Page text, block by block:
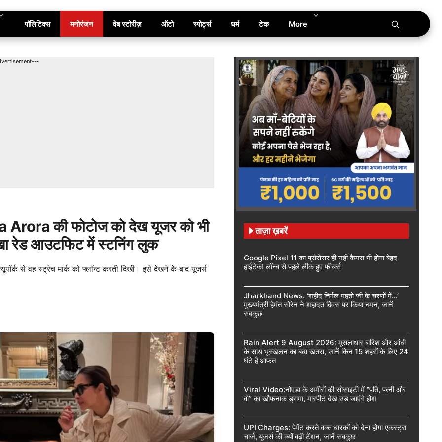
पॉलिटिक्स मनोरंजन वेब स्टोरीज़ ऑटो स्पोर्ट्स धर्म टेक More
Arora की फोटोज को देख यूजर को भी
रेड आउटफिट में स्टनिंग लुक
से वह स्ट्रेच मार्क को फ्लॉन्ट करती दिखी। इसे देखने के बाद यूजर्स
ताज़ा ख़बरें
Google Pixel 11 का प्रोसेसर ही नहीं कैमरा भी होगा बेहद
हाईटेक! लॉन्च से पहले लीक हुए फीचर्स
Jharkhand News: ‘शहीद निर्मल महतो जी के चरणों में…’
मुख्यमंत्री हेमंत सोरेन ने शहादत दिवस पर किया नमन, जानें
सबकुछ
Rain Alert 9 August 2026: मूसलाधार बारिश और आंधी
के साथ भूस्खलन का बढ़ा खतरा, जानें किन 15 शहरों के लिए 24
घंटे है आफत
Viral Video:नोएडा के अमीरों की सोसाइटी में “पति, पत्नी और
वो” का खौफनाक ड्रामा, मारपीट देख उड़ जाएंगे होश
UPI Charges: पेमेंट करते वक्त धारकों को देना होगा एकस्ट्रा
चार्ज, यूजर्स की क्यों बढ़ी टेंशन, जानें सबकुछ